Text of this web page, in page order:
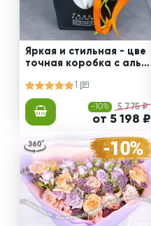
Яркая и стильная - цве
точная коробка с альс
1
-10% 5 775 ₽
от 5 198 ₽